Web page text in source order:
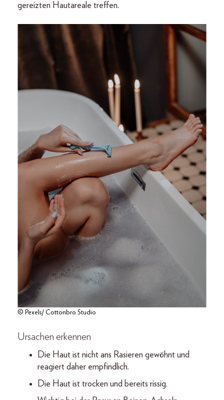
gereizten Hautareale treffen.
© Pexels/ Cottonbro Studio
Ursachen erkennen
Die Haut ist nicht ans Rasieren gewöhnt und
reagiert daher empfindlich.
Die Haut ist trocken und bereits rissig.